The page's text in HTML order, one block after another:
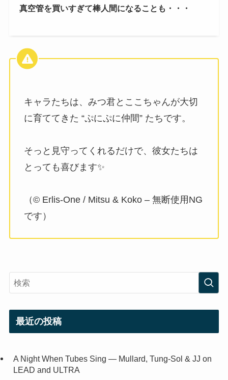
真空管を買いすぎて棒人間になることも・・・
キャラたちは、みつ君とここちゃんが大切
に育ててきた “ぷにぷに仲間” たちです。
そっと見守ってくれるだけで、彼女たちは
とっても喜びます✨
（© Erlis‑One / Mitsu & Koko – 無断使用NG
です）
最近の投稿
A Night When Tubes Sing — Mullard, Tung-Sol & JJ on
LEAD and ULTRA